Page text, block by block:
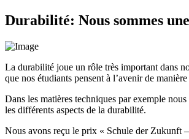
Durabilité: Nous sommes
La durabilité joue un rôle très important dans
que nos étudiants pensent à l’avenir de
Dans les matières techniques par exemple
les différents aspects de la durabilité.
Nous avons reçu le prix « Schule der Zukunft